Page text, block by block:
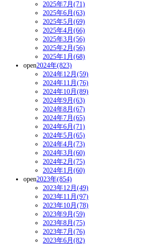
2025年7月(71)
2025年6月(63)
2025年5月(69)
2025年4月(66)
2025年3月(56)
2025年2月(56)
2025年1月(68)
open2024年(823)
2024年12月(59)
2024年11月(76)
2024年10月(89)
2024年9月(63)
2024年8月(67)
2024年7月(65)
2024年6月(71)
2024年5月(65)
2024年4月(73)
2024年3月(60)
2024年2月(75)
2024年1月(60)
open2023年(854)
2023年12月(49)
2023年11月(97)
2023年10月(78)
2023年9月(59)
2023年8月(75)
2023年7月(76)
2023年6月(82)